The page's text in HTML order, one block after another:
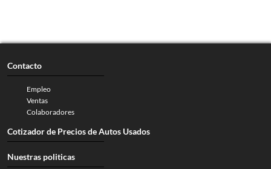
Contacto
Empleo
Ventas
Colaboradores
Cotizador de Precios de Autos Usados
Nuestras politicas